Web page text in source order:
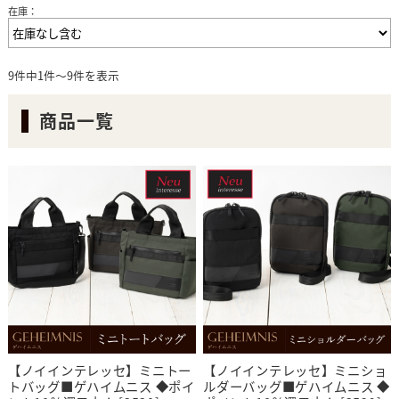
在庫：
9件中1件～9件を表示
商品一覧
【ノイインテレッセ】ミニトー
トバッグ■ゲハイムニス ◆ポイ
【ノイインテレッセ】ミニショ
ルダーバッグ■ゲハイムニス ◆